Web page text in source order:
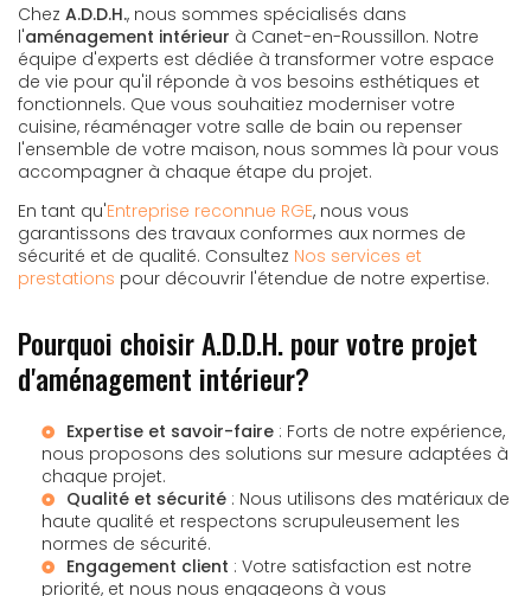
Chez A.D.D.H., nous sommes spécialisés dans
l'aménagement intérieur à Canet-en-Roussillon. Notre
équipe d'experts est dédiée à transformer votre espace
de vie pour qu'il réponde à vos besoins esthétiques et
fonctionnels. Que vous souhaitiez moderniser votre
cuisine, réaménager votre salle de bain ou repenser
l'ensemble de votre maison, nous sommes là pour vous
accompagner à chaque étape du projet.
En tant qu'Entreprise reconnue RGE, nous vous
garantissons des travaux conformes aux normes de
sécurité et de qualité. Consultez Nos services et
prestations pour découvrir l'étendue de notre expertise.
Pourquoi choisir A.D.D.H. pour votre projet
d'aménagement intérieur?
Expertise et savoir-faire : Forts de notre expérience,
nous proposons des solutions sur mesure adaptées à
chaque projet.
Qualité et sécurité : Nous utilisons des matériaux de
haute qualité et respectons scrupuleusement les
normes de sécurité.
Engagement client : Votre satisfaction est notre
priorité, et nous nous engageons à vous